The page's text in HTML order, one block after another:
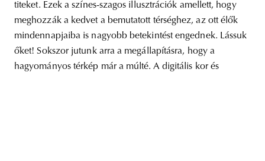
titeket. Ezek a színes-szagos illusztrációk amellett, hogy
meghozzák a kedvet a bemutatott térséghez, az ott élők
mindennapjaiba is nagyobb betekintést engednek. Lássuk
őket! Sokszor jutunk arra a megállapításra, hogy a
hagyományos térkép már a múlté. A digitális kor és